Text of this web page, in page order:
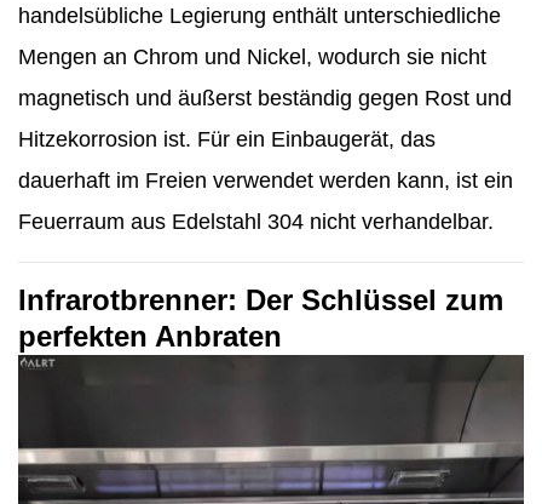
handelsübliche Legierung enthält unterschiedliche
Mengen an Chrom und Nickel, wodurch sie nicht
magnetisch und äußerst beständig gegen Rost und
Hitzekorrosion ist. Für ein Einbaugerät, das
dauerhaft im Freien verwendet werden kann, ist ein
Feuerraum aus Edelstahl 304 nicht verhandelbar.
Infrarotbrenner: Der Schlüssel zum
perfekten Anbraten